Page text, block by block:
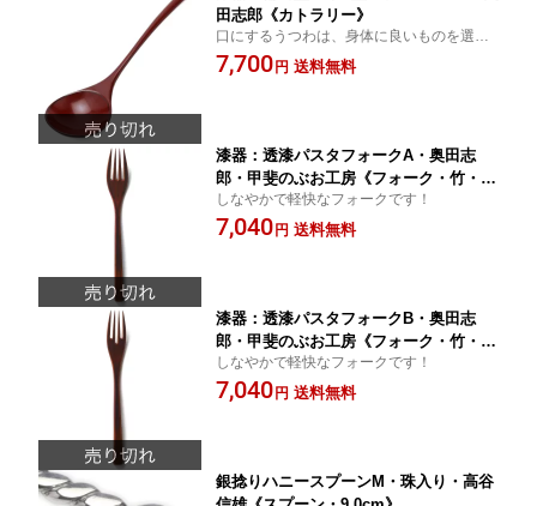
田志郎《カトラリー》
口にするうつわは、身体に良いものを選び
ましょう！
7,700 円 送料無料
漆器：透漆パスタフォークA・奥田志
郎・甲斐のぶお工房《フォーク・竹・漆
塗り》
しなやかで軽快なフォークです！
7,040 円 送料無料
漆器：透漆パスタフォークB・奥田志
郎・甲斐のぶお工房《フォーク・竹・漆
塗り》
しなやかで軽快なフォークです！
7,040 円 送料無料
銀捻りハニースプーンM・珠入り・高谷